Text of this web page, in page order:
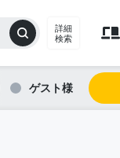
詳細
検索
ゲスト